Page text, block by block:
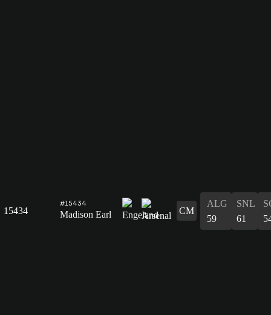
15434
#15434
Madison Earl CM
ALG
59
SNL
61